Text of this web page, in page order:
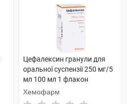
Цефалексин гранули для
оральної суспензії 250 мг/5
мл 100 мл 1 флакон
Хемофарм